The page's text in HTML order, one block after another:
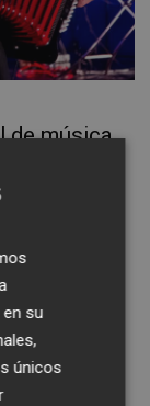
de música
de
un
cat
su
únicos